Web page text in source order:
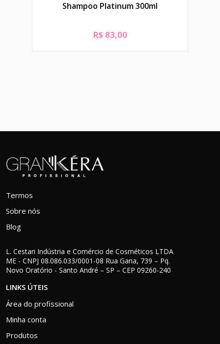
Shampoo Platinum 300ml
R$ 83,00
Termos
Sobre nós
Blog
L. Cestari Indústria e Comércio de Cosméticos LTDA
ME - CNPJ 08.086.033/0001-08 Rua Gana, 739 – Pq.
Novo Oratório - Santo André – SP – CEP 09260-240
LINKS ÚTEIS
Área do profissional
Minha conta
Produtos